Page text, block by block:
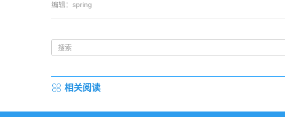
编辑：spring
相关阅读